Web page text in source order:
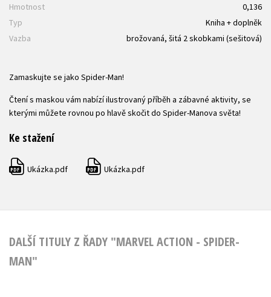
Hmotnost
0,136
Typ
Kniha + doplněk
Vazba
brožovaná, šitá 2 skobkami (sešitová)
Zamaskujte se jako Spider-Man!
Čtení s maskou vám nabízí ilustrovaný příběh a zábavné aktivity, se
kterými můžete rovnou po hlavě skočit do Spider-Manova světa!
Ke stažení
PDF Ukázka.pdf PDF Ukázka.pdf
DALŠÍ TITULY Z ŘADY "MARVEL ACTION - SPIDER-
MAN"